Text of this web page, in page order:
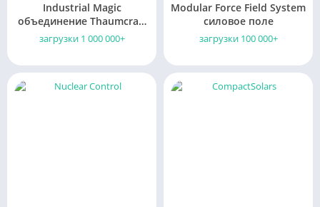
Industrial Magic
объединение Thaumcraft
4
загрузки 1 000 000+
Modular Force Field System
силовое поле
загрузки 100 000+